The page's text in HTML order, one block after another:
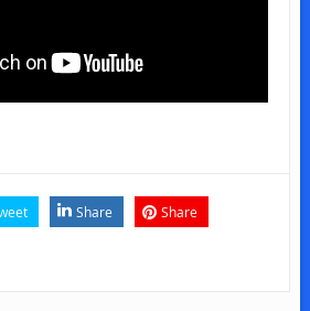
Share Share